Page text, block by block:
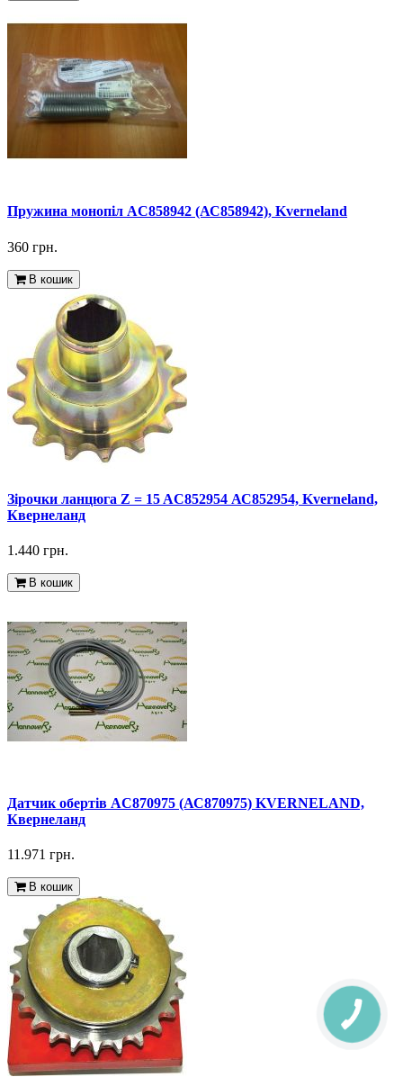
Пружина монопіл AC858942 (АС858942), Kverneland
360 грн.
В кошик
Зірочки ланцюга Z = 15 AC852954 АС852954, Kverneland,
Квернеланд
1.440 грн.
В кошик
Датчик обертів AC870975 (АС870975) KVERNELAND,
Квернеланд
11.971 грн.
В кошик